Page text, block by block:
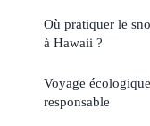
Où pratiquer le
à Hawaii ?
Voyage
responsable